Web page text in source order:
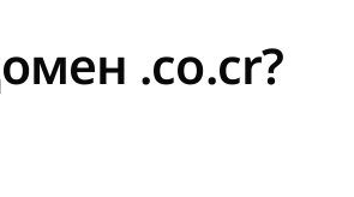
.co.cr?